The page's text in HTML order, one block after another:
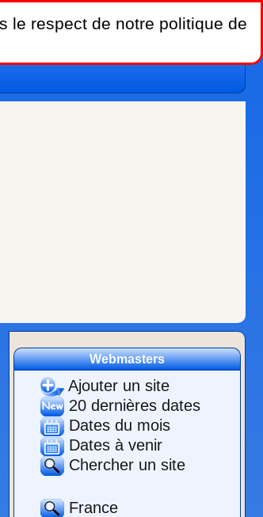
Webmasters
Ajouter un site
20 dernières dates
Dates du mois
Dates à venir
Chercher un site
France
le respect de notre politique de